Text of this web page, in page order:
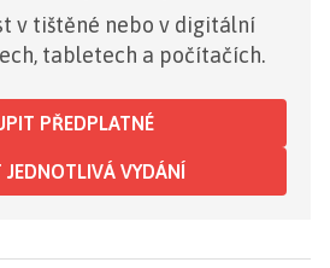
v tištěné nebo v digitální
tabletech a počítačích.
PŘEDPLATNÉ
JEDNOTLIVÁ VYDÁNÍ